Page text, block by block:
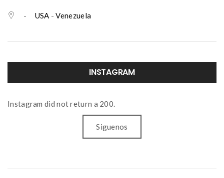
- USA -Venezuela
INSTAGRAM
Instagram did not return a 200.
Siguenos